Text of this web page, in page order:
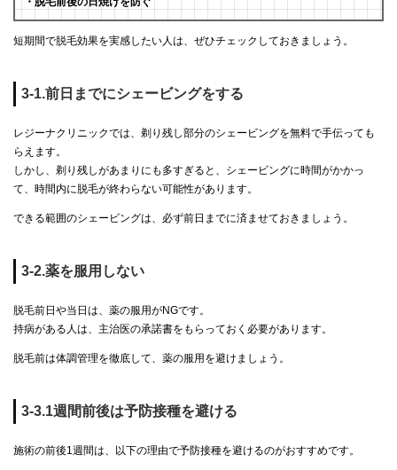
短期間で脱毛効果を実感したい人は、ぜひチェックしておきましょう。
3-1.前日までにシェービングをする
レジーナクリニックでは、剃り残し部分のシェービングを無料で手伝っても
らえます。
しかし、剃り残しがあまりにも多すぎると、シェービングに時間がかかっ
て、時間内に脱毛が終わらない可能性があります。
できる範囲のシェービングは、必ず前日までに済ませておきましょう。
3-2.薬を服用しない
脱毛前日や当日は、薬の服用がNGです。
持病がある人は、主治医の承諾書をもらっておく必要があります。
脱毛前は体調管理を徹底して、薬の服用を避けましょう。
3-3.1週間前後は予防接種を避ける
施術の前後1週間は、以下の理由で予防接種を避けるのがおすすめです。